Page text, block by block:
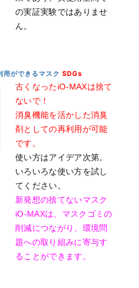
の実証実験ではありませ
ん。
ができるマスク SDGs
古くなったiO-MAXは捨て
ないで！
消臭機能を活かした消臭
剤としての再利用が可能
です。
使い方はアイデア次第。
いろいろな使い方を試し
てください。
新発想の捨てないマスク
iO-MAXは、マスクゴミの
削減につながり、環境問
題への取り組みに寄与す
ることができます。